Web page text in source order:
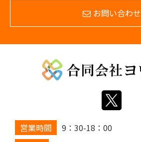
お問い合わせ
営業時間
9：30-18：00